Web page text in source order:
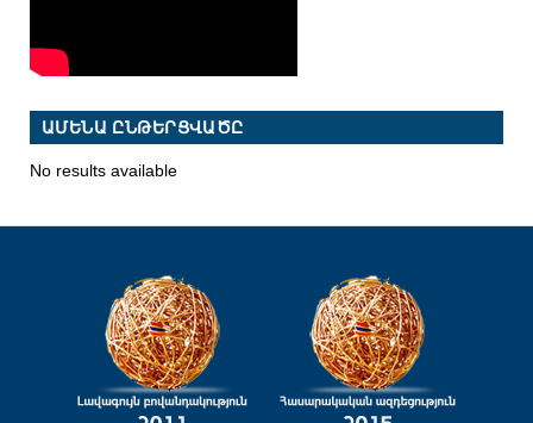
ԱՄԵՆԱ ԸՆԹԵՐՑՎԱԾԸ
No results available